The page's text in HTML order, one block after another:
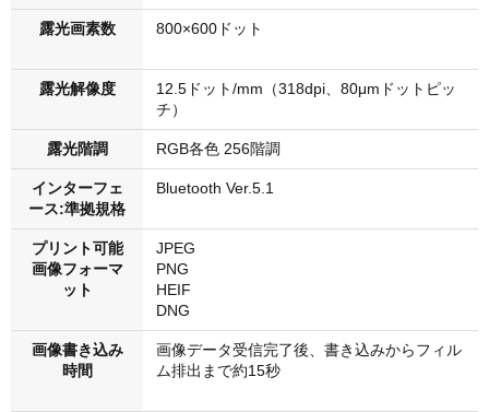
露光画素数 800×600ドット
露光解像度
12.5ドット/mm（318dpi、80μmドットピッ
チ）
露光階調 RGB各色 256階調
インターフェ
ース:準拠規格
Bluetooth Ver.5.1
プリント可能
画像フォーマ
ット
JPEG
PNG
HEIF
DNG
画像書き込み
時間
画像データ受信完了後、書き込みからフィル
ム排出まで約15秒